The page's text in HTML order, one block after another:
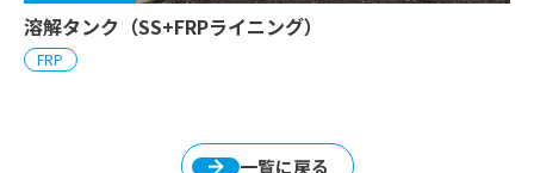
溶解タンク（SS+FRPライニング）
FRP
一覧に戻る